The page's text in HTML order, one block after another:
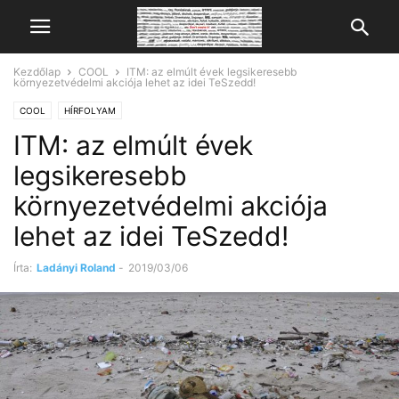
Kezdőlap COOL
ITM: az elmúlt évek legsikeresebb
környezetvédelmi akciója lehet az idei TeSzedd!
COOL HÍRFOLYAM
ITM: az elmúlt évek
legsikeresebb
környezetvédelmi akciója
lehet az idei TeSzedd!
Írta: Ladányi Roland - 2019/03/06